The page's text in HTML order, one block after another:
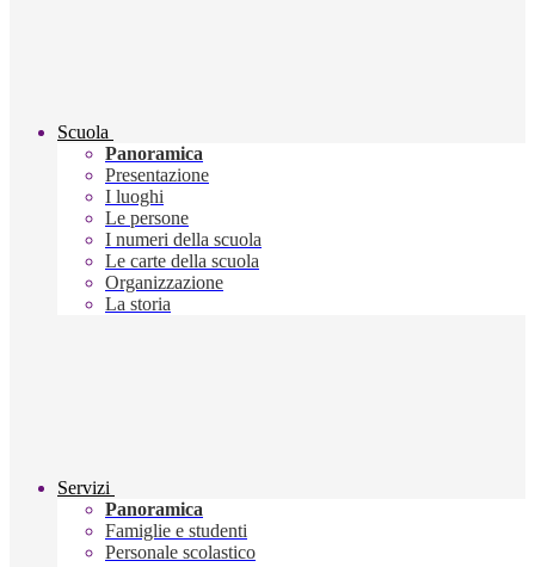
Scuola
Panoramica
Presentazione
I luoghi
Le persone
I numeri della scuola
Le carte della scuola
Organizzazione
La storia
Servizi
Panoramica
Famiglie e studenti
Personale scolastico